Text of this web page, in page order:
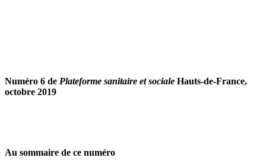
Numéro 6 de Plateforme sanitaire et sociale Hauts-de-France,
octobre 2019
Au sommaire de ce numéro